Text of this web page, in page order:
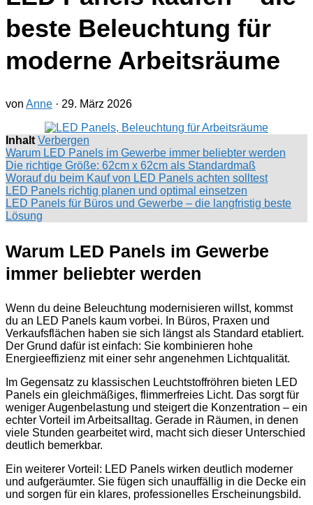
beste Beleuchtung für
moderne Arbeitsräume
von Anne · 29. März 2026
Inhalt Verbergen
Warum LED Panels im Gewerbe immer beliebter werden
Die richtige Größe: 62cm x 62cm als Standardmaß
Worauf du beim Kauf von LED Panels achten solltest
LED Panels richtig planen und optimal einsetzen
LED Panels für Büros und Gewerbe – die langfristig beste
Lösung
Warum LED Panels im Gewerbe
immer beliebter werden
Wenn du deine Beleuchtung modernisieren willst, kommst
du an LED Panels kaum vorbei. In Büros, Praxen und
Verkaufsflächen haben sie sich längst als Standard etabliert.
Der Grund dafür ist einfach: Sie kombinieren hohe
Energieeffizienz mit einer sehr angenehmen Lichtqualität.
Im Gegensatz zu klassischen Leuchtstoffröhren bieten LED
Panels ein gleichmäßiges, flimmerfreies Licht. Das sorgt für
weniger Augenbelastung und steigert die Konzentration – ein
echter Vorteil im Arbeitsalltag. Gerade in Räumen, in denen
viele Stunden gearbeitet wird, macht sich dieser Unterschied
deutlich bemerkbar.
Ein weiterer Vorteil: LED Panels wirken deutlich moderner
und aufgeräumter. Sie fügen sich unauffällig in die Decke ein
und sorgen für ein klares, professionelles Erscheinungsbild.